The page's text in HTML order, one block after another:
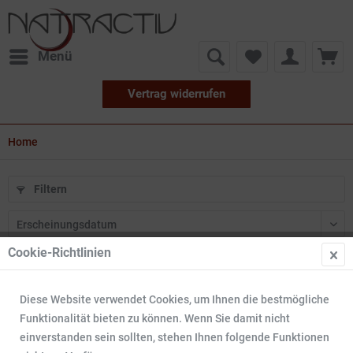
Menü
Vertrag widerrufen
Home
Filtern
Cookie-Richtlinien
Diese Website verwendet Cookies, um Ihnen die bestmögliche
Funktionalität bieten zu können. Wenn Sie damit nicht
einverstanden sein sollten, stehen Ihnen folgende Funktionen